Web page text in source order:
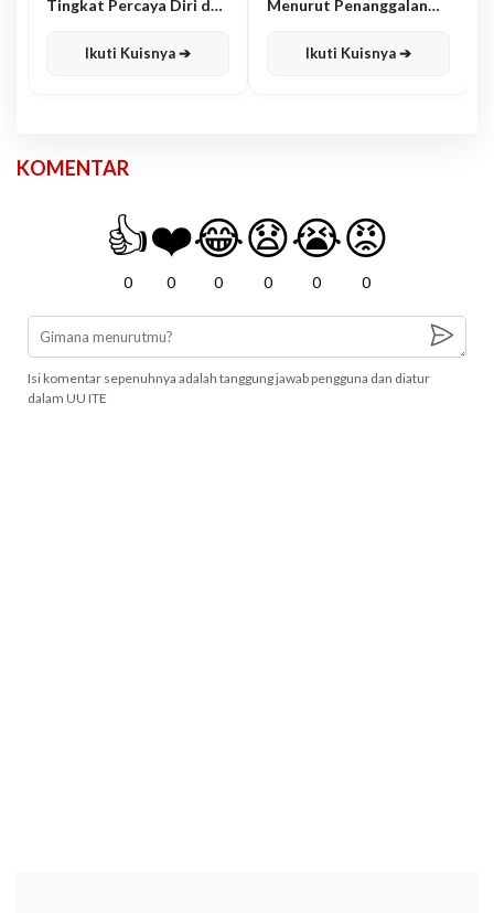
Tingkat Percaya Diri dan
Ikuti Kuisnya ➔
Menurut Penanggalan
Ikuti Kuisnya ➔
KOMENTAR
👍
0
❤️
0
😂
0
😧
0
😭
0
😡
0
Isi komentar sepenuhnya adalah tanggung jawab pengguna dan diatur
dalam UU ITE